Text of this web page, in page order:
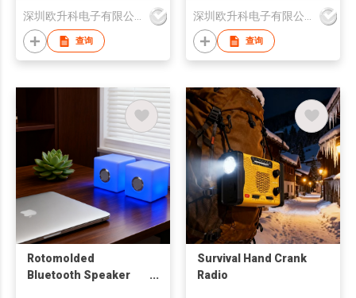
查询 查询
Rotomolded
Bluetooth Speaker
Survival Hand Crank
Radio